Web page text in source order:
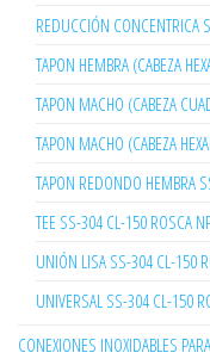
REDUCCIÓN CONCENTRICA
TAPON HEMBRA (CABEZA
TAPON MACHO (CABEZA
TAPON MACHO (CABEZA
TAPON REDONDO HEMBRA
TEE SS-304 CL-150 ROSCA
UNIÓN LISA SS-304 CL-150
UNIVERSAL SS-304 CL-150
CONEXIONES INOXIDABLES